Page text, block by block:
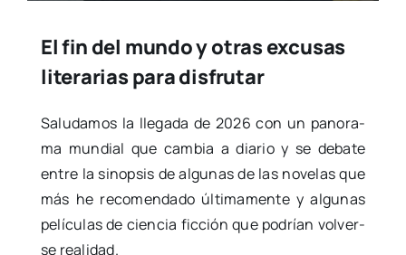
El fin del mundo y otras excusas
literarias para disfrutar
Salu­da­mos la lle­ga­da de 2026 con un pano­ra­
ma mun­dial que cam­bia a dia­rio y se deba­te
entre la sinop­sis de algu­nas de las nove­las que
más he reco­men­da­do últi­ma­men­te y algu­nas
pelí­cu­las de cien­cia fic­ción que podrían vol­ver­
se reali­dad.